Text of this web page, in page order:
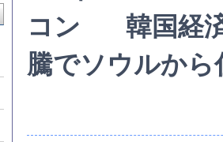
韓国経
騰でソウルから